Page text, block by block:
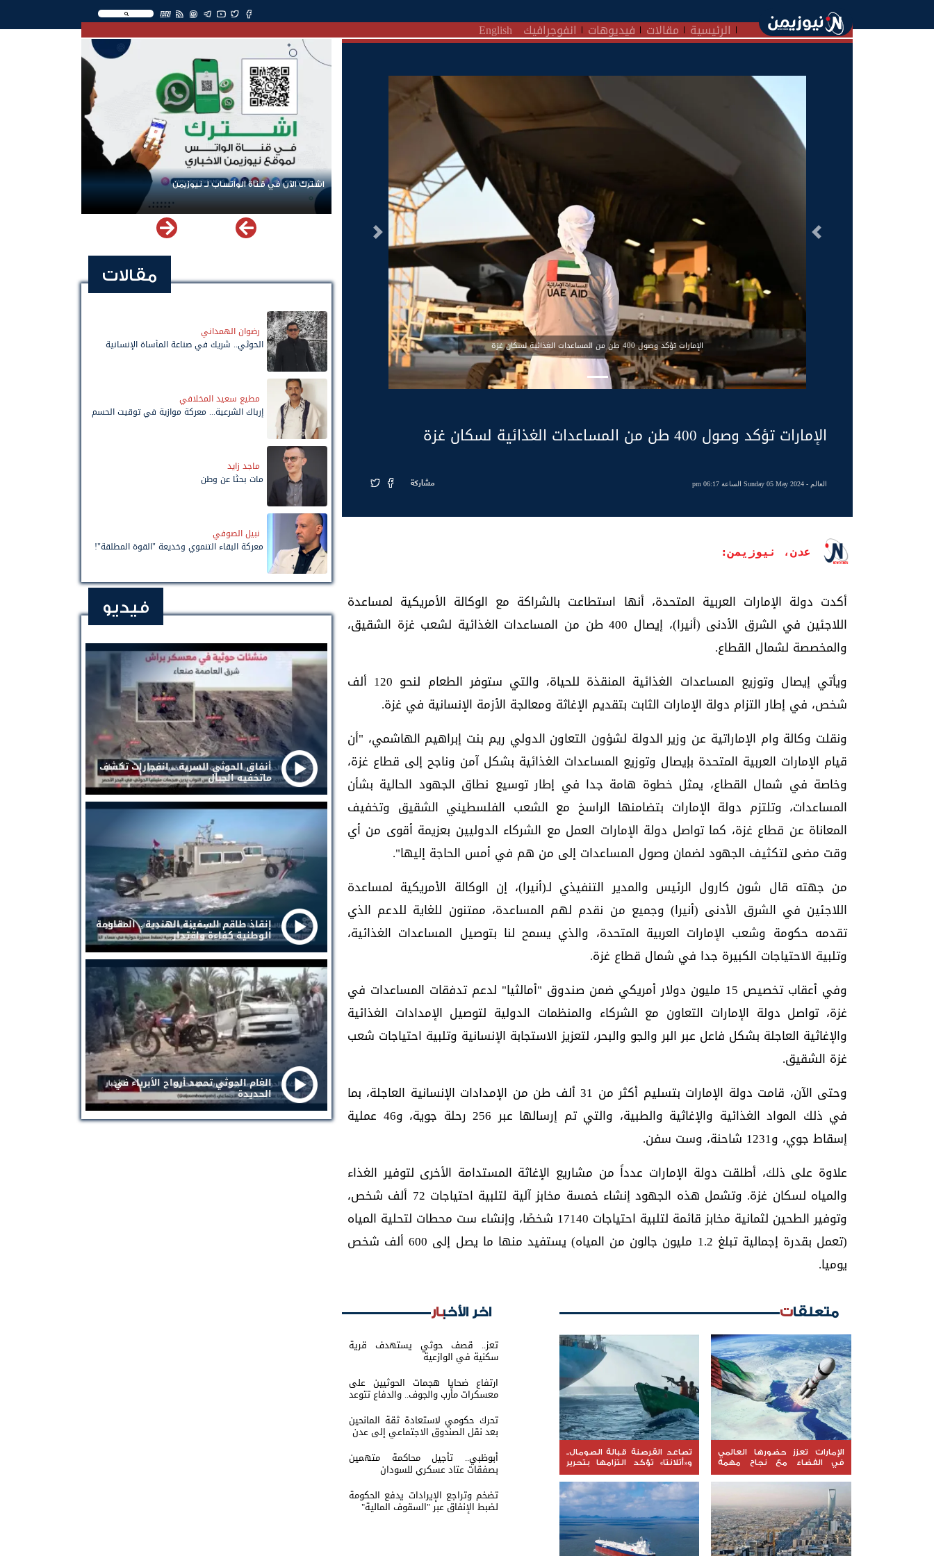
EN
الرئيسية مقالات فيديوهات انفوجرافيك English
الإمارات تؤكد وصول 400 طن من المساعدات الغذائية لسكان غزة
السابق التالى
الإمارات تؤكد وصول 400 طن من المساعدات الغذائية لسكان غزة
العالم - Sunday 05 May 2024 الساعة 06:17 pm مشاركة
عدن، نيوزيمن:
أكدت دولة الإمارات العربية المتحدة، أنها استطاعت بالشراكة مع الوكالة الأمريكية لمساعدة
اللاجئين في الشرق الأدنى (أنيرا)، إيصال 400 طن من المساعدات الغذائية لشعب غزة الشقيق،
والمخصصة لشمال القطاع.
ويأتي إيصال وتوزيع المساعدات الغذائية المنقذة للحياة، والتي ستوفر الطعام لنحو 120 ألف
شخص، في إطار التزام دولة الإمارات الثابت بتقديم الإغاثة ومعالجة الأزمة الإنسانية في غزة.
ونقلت وكالة وام الإماراتية عن وزير الدولة لشؤون التعاون الدولي ريم بنت إبراهيم الهاشمي، "أن
قيام الإمارات العربية المتحدة بإيصال وتوزيع المساعدات الغذائية بشكل آمن وناجح إلى قطاع غزة،
وخاصة في شمال القطاع، يمثل خطوة هامة جدا في إطار توسيع نطاق الجهود الحالية بشأن
المساعدات، وتلتزم دولة الإمارات بتضامنها الراسخ مع الشعب الفلسطيني الشقيق وتخفيف
المعاناة عن قطاع غزة، كما تواصل دولة الإمارات العمل مع الشركاء الدوليين بعزيمة أقوى من أي
وقت مضى لتكثيف الجهود لضمان وصول المساعدات إلى من هم في أمس الحاجة إليها".
من جهته قال شون كارول الرئيس والمدير التنفيذي لـ(أنيرا)، إن الوكالة الأمريكية لمساعدة
اللاجئين في الشرق الأدنى (أنيرا) وجميع من نقدم لهم المساعدة، ممتنون للغاية للدعم الذي
تقدمه حكومة وشعب الإمارات العربية المتحدة، والذي يسمح لنا بتوصيل المساعدات الغذائية،
وتلبية الاحتياجات الكبيرة جدا في شمال قطاع غزة.
وفي أعقاب تخصيص 15 مليون دولار أمريكي ضمن صندوق "أمالثيا" لدعم تدفقات المساعدات في
غزة، تواصل دولة الإمارات التعاون مع الشركاء والمنظمات الدولية لتوصيل الإمدادات الغذائية
والإغاثية العاجلة بشكل فاعل عبر البر والجو والبحر، لتعزيز الاستجابة الإنسانية وتلبية احتياجات شعب
غزة الشقيق.
وحتى الآن، قامت دولة الإمارات بتسليم أكثر من 31 ألف طن من الإمدادات الإنسانية العاجلة، بما
في ذلك المواد الغذائية والإغاثية والطبية، والتي تم إرسالها عبر 256 رحلة جوية، و46 عملية
إسقاط جوي، و1231 شاحنة، وست سفن.
علاوة على ذلك، أطلقت دولة الإمارات عدداً من مشاريع الإغاثة المستدامة الأخرى لتوفير الغذاء
والمياه لسكان غزة. وتشمل هذه الجهود إنشاء خمسة مخابز آلية لتلبية احتياجات 72 ألف شخص،
وتوفير الطحين لثمانية مخابز قائمة لتلبية احتياجات 17140 شخصًا، وإنشاء ست محطات لتحلية المياه
(تعمل بقدرة إجمالية تبلغ 1.2 مليون جالون من المياه) يستفيد منها ما يصل إلى 600 ألف شخص
يوميا.
متعلقات
الإمارات تعزز حضورها العالمي
في الفضاء مع نجاح مهمة
تصاعد القرصنة قبالة الصومال..
و«أتلانتا» تؤكد التزامها بتحرير
اخر الأخبار
تعز.. قصف حوثي يستهدف قرية
سكنية في الوازعية
ارتفاع ضحايا هجمات الحوثيين على
معسكرات مأرب والجوف.. والدفاع تتوعد
تحرك حكومي لاستعادة ثقة المانحين
بعد نقل الصندوق الاجتماعي إلى عدن
أبوظبي.. تأجيل محاكمة متهمين
بصفقات عتاد عسكري للسودان
تضخم وتراجع الإيرادات يدفع الحكومة
لضبط الإنفاق عبر "السقوف المالية"
اشترك الآن في قناة الواتساب لـ نيوزيمن
مقالات
رضوان الهمداني
الحوثي.. شريك في صناعة المأساة الإنسانية
مطيع سعيد المخلافي
إرباك الشرعية... معركة موازية في توقيت الحسم
ماجد زايد
مات بحثًا عن وطن
نبيل الصوفي
معركة البقاء التنموي وخديعة "القوة المطلقة"!
فيديو
أنفاق الحوثي السرية .. انفجارات تكشف
ماتخفيه الجبال
إنقاذ طاقم السفينة الهندية .. المقاومة
الوطنية كفاءة واقتدار
الغام الحوثي تحصد أرواح الأبرياء في
الحديدة